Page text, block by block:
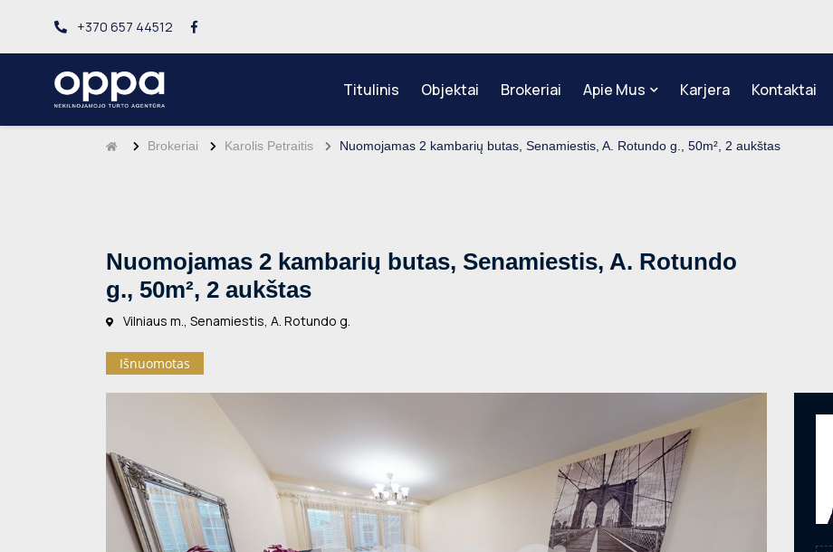
+370 657 44512
Titulinis Objektai Brokeriai Apie Mus Karjera Kontaktai
Brokeriai Karolis Petraitis Nuomojamas 2 kambarių butas, Senamiestis, A. Rotundo g., 50m², 2 aukštas
Nuomojamas 2 kambarių butas, Senamiestis, A. Rotundo
g., 50m², 2 aukštas
Vilniaus m., Senamiestis, A. Rotundo g.
Išnuomotas